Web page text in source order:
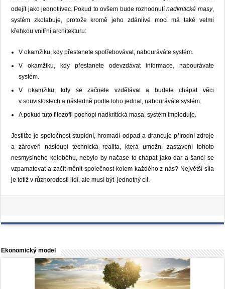
odejít jako jednotlivec. Pokud to ovšem bude rozhodnutínadkritické masy,
systém zkolabuje, protože kromě jeho zdánlivé moci má také velmi
křehkou vnitřní architekturu:
V okamžiku, kdy přestanete spotřebovávat, nabouráváte systém.
V okamžiku, kdy přestanete odevzdávat informace, nabourávate
systém.
V okamžiku, kdy se začnete vzdělávat a budete chápat věci
v souvislostech a následně podle toho jednat, nabouráváte systém.
A pokud tuto filozofii pochopí nadkritická masa, systém imploduje.
Jestliže je společnost stupidní, hromadí odpad a drancuje přírodní zdroje
a zároveň nastoupí technická realita, která umožní zastavení tohoto
nesmyslného koloběhu, nebylo by načase to chápat jako dar a šanci se
vzpamatovat a začít měnit společnost kolem každého z nás? Největší síla
je totiž v různorodosti lidí, ale musí být jednotný cíl.
Ekonomický model